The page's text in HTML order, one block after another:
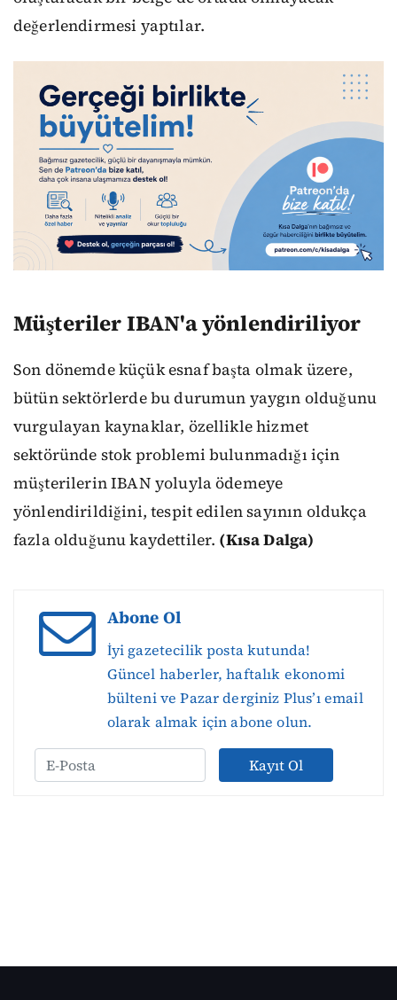
değerlendirmesi yaptılar.
Müşteriler IBAN'a yönlendiriliyor
Son dönemde küçük esnaf başta olmak üzere,
bütün sektörlerde bu durumun yaygın olduğunu
vurgulayan kaynaklar, özellikle hizmet
sektöründe stok problemi bulunmadığı için
müşterilerin IBAN yoluyla ödemeye
yönlendirildiğini, tespit edilen sayının oldukça
fazla olduğunu kaydettiler. (Kısa Dalga)
Abone Ol
İyi gazetecilik posta kutunda!
Güncel haberler, haftalık ekonomi
bülteni ve Pazar derginiz Plus’ı email
olarak almak için abone olun.
Kayıt Ol